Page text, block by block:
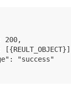
200,
"success"